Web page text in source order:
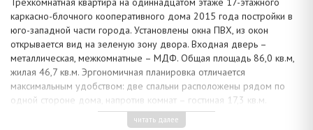
каркасно-блочного кооперативного дома 2015 года постройки в
юго-западной части города. Установлены окна ПВХ, из окон
открывается вид на зеленую зону двора. Входная дверь –
металлическая, межкомнатные – МДФ. Общая площадь 86,0 кв.м,
жилая 46,7 кв.м. Эргономичная планировка отличается
максимальным удобством: две спальни расположены рядом по
одной стороне дома, напротив комнат – гостиная 17,3 кв.м.
объединена с кухней 12,5 кв.м, - есть выход на общий
читать далее